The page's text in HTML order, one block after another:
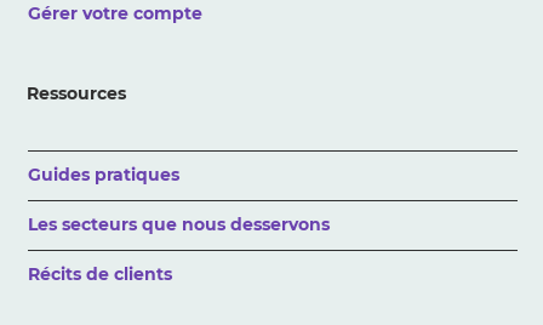
Gérer votre compte
Ressources
Guides pratiques
Les secteurs que nous desservons
Récits de clients